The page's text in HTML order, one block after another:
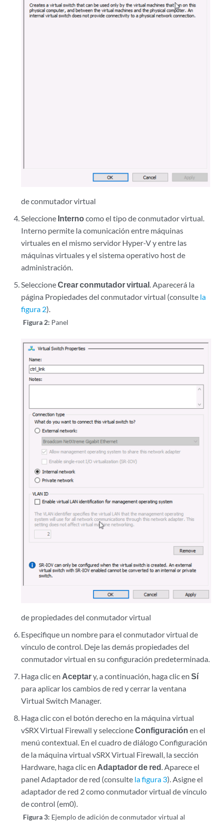
de conmutador virtual
Seleccione Internocomo el tipo de conmutador virtual.
Interno permite la comunicación entre máquinas
virtuales en el mismo servidor Hyper-V y entre las
máquinas virtuales y el sistema operativo host de
administración.
SeleccioneCrear conmutador virtual. Aparecerá la
página Propiedades del conmutador virtual (consulte la
figura 2).
Figura 2: Panel
de propiedades del conmutador virtual
Especifique un nombre para el conmutador virtual de
vínculo de control. Deje las demás propiedades del
conmutador virtual en su configuración predeterminada.
Haga clic en Aceptary, a continuación, haga clic enSí
para aplicar los cambios de red y cerrar la ventana
Virtual Switch Manager.
Haga clic con el botón derecho en la máquina virtual
vSRX Virtual Firewall y seleccioneConfiguración en el
menú contextual. En el cuadro de diálogo Configuración
de la máquina virtual vSRX Virtual Firewall, la sección
Hardware, haga clic en Adaptador de red. Aparece el
panel Adaptador de red (consulte la figura 3). Asigne el
adaptador de red 2 como conmutador virtual de vínculo
de control (em0).
Figura 3: Ejemplo de adición de conmutador virtual al